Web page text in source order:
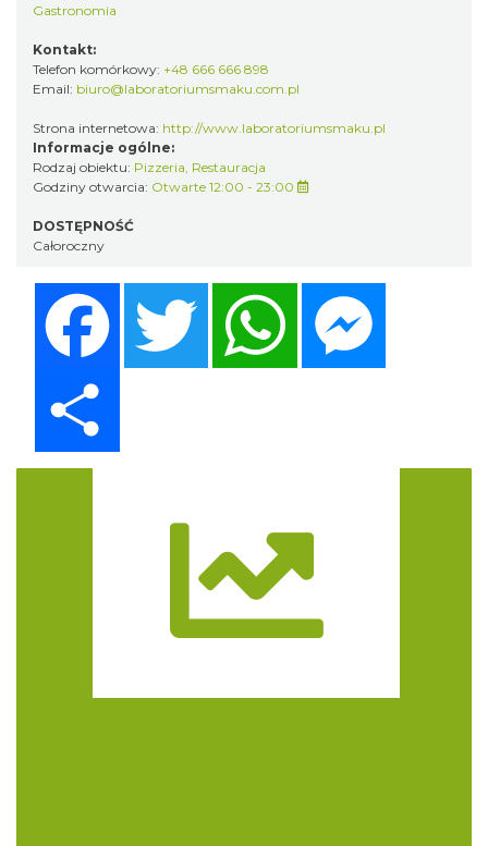
Gastronomia
Kontakt:
Telefon komórkowy: +48 666 666 898
Email: biuro@laboratoriumsmaku.com.pl
Strona internetowa: http://www.laboratoriumsmaku.pl
Informacje ogólne:
Rodzaj obiektu: Pizzeria, Restauracja
Godziny otwarcia: Otwarte 12:00 - 23:00
DOSTĘPNOŚĆ
Całoroczny
Twitter WhatsApp